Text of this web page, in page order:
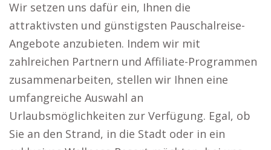
Wir setzen uns dafür ein, Ihnen die
attraktivsten und günstigsten Pauschalreise-
Angebote anzubieten. Indem wir mit
zahlreichen Partnern und Affiliate-Programmen
zusammenarbeiten, stellen wir Ihnen eine
umfangreiche Auswahl an
Urlaubsmöglichkeiten zur Verfügung. Egal, ob
Sie an den Strand, in die Stadt oder in ein